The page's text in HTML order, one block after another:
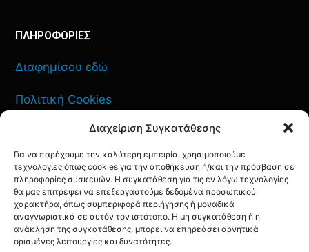
Διαχείριση Συγκατάθεσης
Για να παρέχουμε την καλύτερη εμπειρία, χρησιμοποιούμε
τεχνολογίες όπως cookies για την αποθήκευση ή/και την πρόσβαση σε
πληροφορίες συσκευών. Η συγκατάθεση για τις εν λόγω τεχνολογίες
θα μας επιτρέψει να επεξεργαστούμε δεδομένα προσωπικού
χαρακτήρα, όπως συμπεριφορά περιήγησης ή μοναδικά
αναγνωριστικά σε αυτόν τον ιστότοπο. Η μη συγκατάθεση ή η
ανάκληση της συγκατάθεσης, μπορεί να επηρεάσει αρνητικά
ορισμένες λειτουργίες και δυνατότητες.
ΠΛΗΡΟΦΟΡΙΕΣ
Διαφημίσου εδώ
Πολιτική Cookies
Πολιτική Απορρήτου
ΕΠΙΚΟΙΝΩΝΙΑ